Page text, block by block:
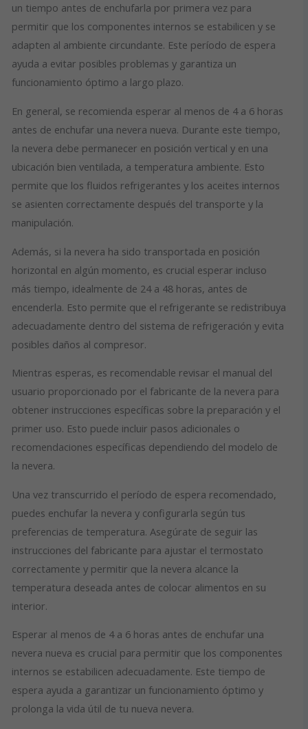
un tiempo antes de enchufarla por primera vez para
permitir que los componentes internos se estabilicen y se
adapten al ambiente circundante. Este período de espera
ayuda a evitar posibles problemas y garantiza un
funcionamiento óptimo a largo plazo.
En general, se recomienda esperar al menos de 4 a 6 horas
antes de enchufar una nevera nueva. Durante este tiempo,
la nevera debe permanecer en posición vertical y en una
ubicación bien ventilada, a temperatura ambiente. Esto
permite que los fluidos refrigerantes y los aceites internos
se asienten correctamente después del transporte y la
manipulación.
Además, si la nevera ha sido transportada en posición
horizontal en algún momento, es crucial esperar incluso
más tiempo, idealmente de 24 a 48 horas, antes de
encenderla. Esto permite que el refrigerante se redistribuya
adecuadamente dentro del sistema de refrigeración y evita
posibles daños al compresor.
Mientras esperas, es recomendable revisar el manual del
usuario proporcionado por el fabricante de la nevera para
obtener instrucciones específicas sobre la preparación y el
primer uso. Esto puede incluir pasos adicionales o
recomendaciones específicas dependiendo del modelo de
la nevera.
Una vez transcurrido el período de espera recomendado,
puedes enchufar la nevera y configurarla según tus
preferencias de temperatura. Asegúrate de seguir las
instrucciones del fabricante para ajustar el termostato
correctamente y permitir que la nevera alcance la
temperatura deseada antes de colocar alimentos en su
interior.
Esperar al menos de 4 a 6 horas antes de enchufar una
nevera nueva es crucial para permitir que los componentes
internos se estabilicen adecuadamente. Este tiempo de
espera ayuda a garantizar un funcionamiento óptimo y
prolonga la vida útil de tu nueva nevera.